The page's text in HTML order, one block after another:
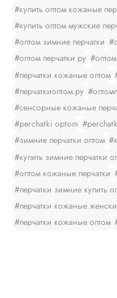
#купить оптом кожаные
#купить оптом мужские
#оптом зимние перчатки
#оптом перчатки ру
#перчатки кожаные оптом
#перчаткиоптом.ру
#сенсорные кожаные
#perchatki optom
#зимние перчатки оптом
#купить зимние перчатки
#оптом кожаные перчатки
#перчатки зимние купить
#перчатки кожаные
#перчатки кожаные оптом